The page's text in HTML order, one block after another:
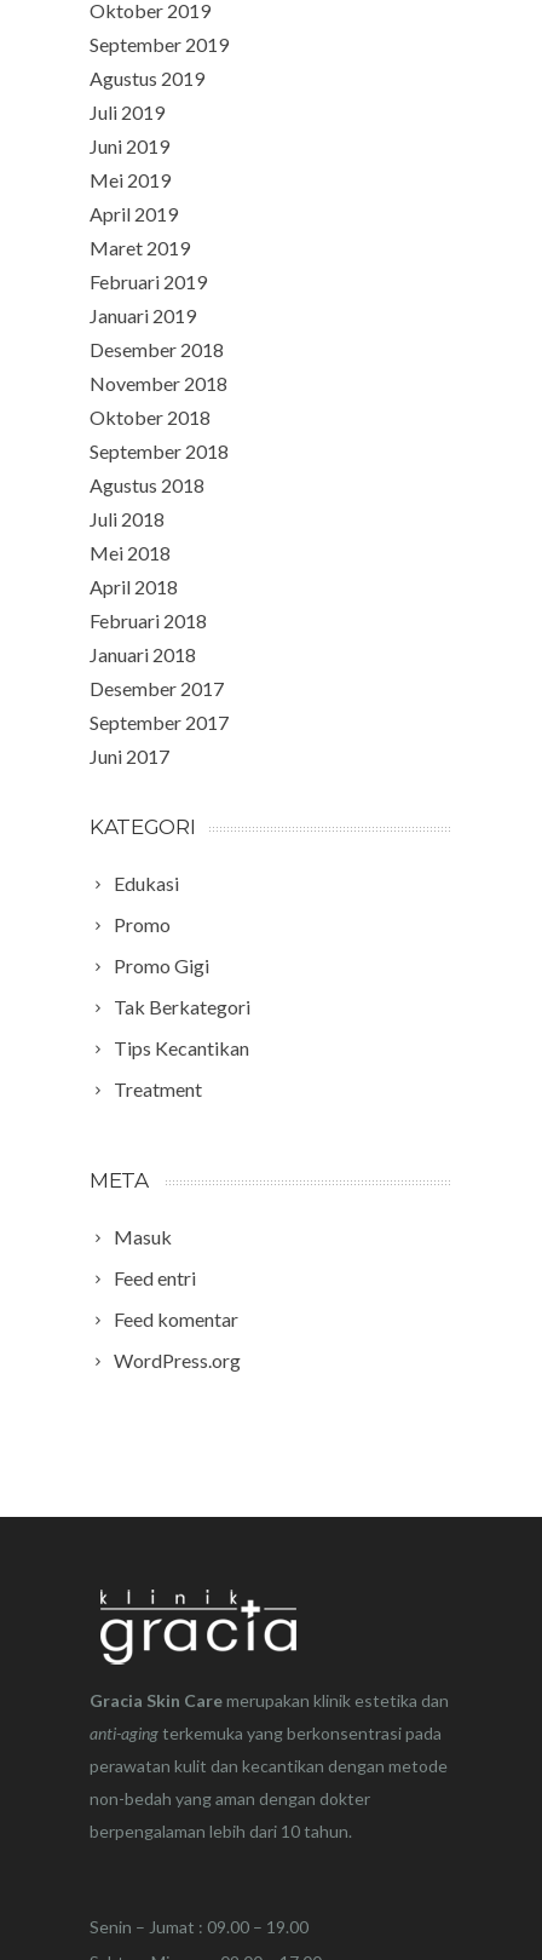
Oktober 2019
September 2019
Agustus 2019
Juli 2019
Juni 2019
Mei 2019
April 2019
Maret 2019
Februari 2019
Januari 2019
Desember 2018
November 2018
Oktober 2018
September 2018
Agustus 2018
Juli 2018
Mei 2018
April 2018
Februari 2018
Januari 2018
Desember 2017
September 2017
Juni 2017
KATEGORI
Edukasi
Promo
Promo Gigi
Tak Berkategori
Tips Kecantikan
Treatment
META
Masuk
Feed entri
Feed komentar
WordPress.org
Gracia Skin Caremerupakan klinik estetika dan
anti-agingterkemuka yang berkonsentrasi pada
perawatan kulit dan kecantikan dengan metode
non-bedah yang aman dengan dokter
berpengalaman lebih dari 10 tahun.
Senin – Jumat : 09.00 – 19.00